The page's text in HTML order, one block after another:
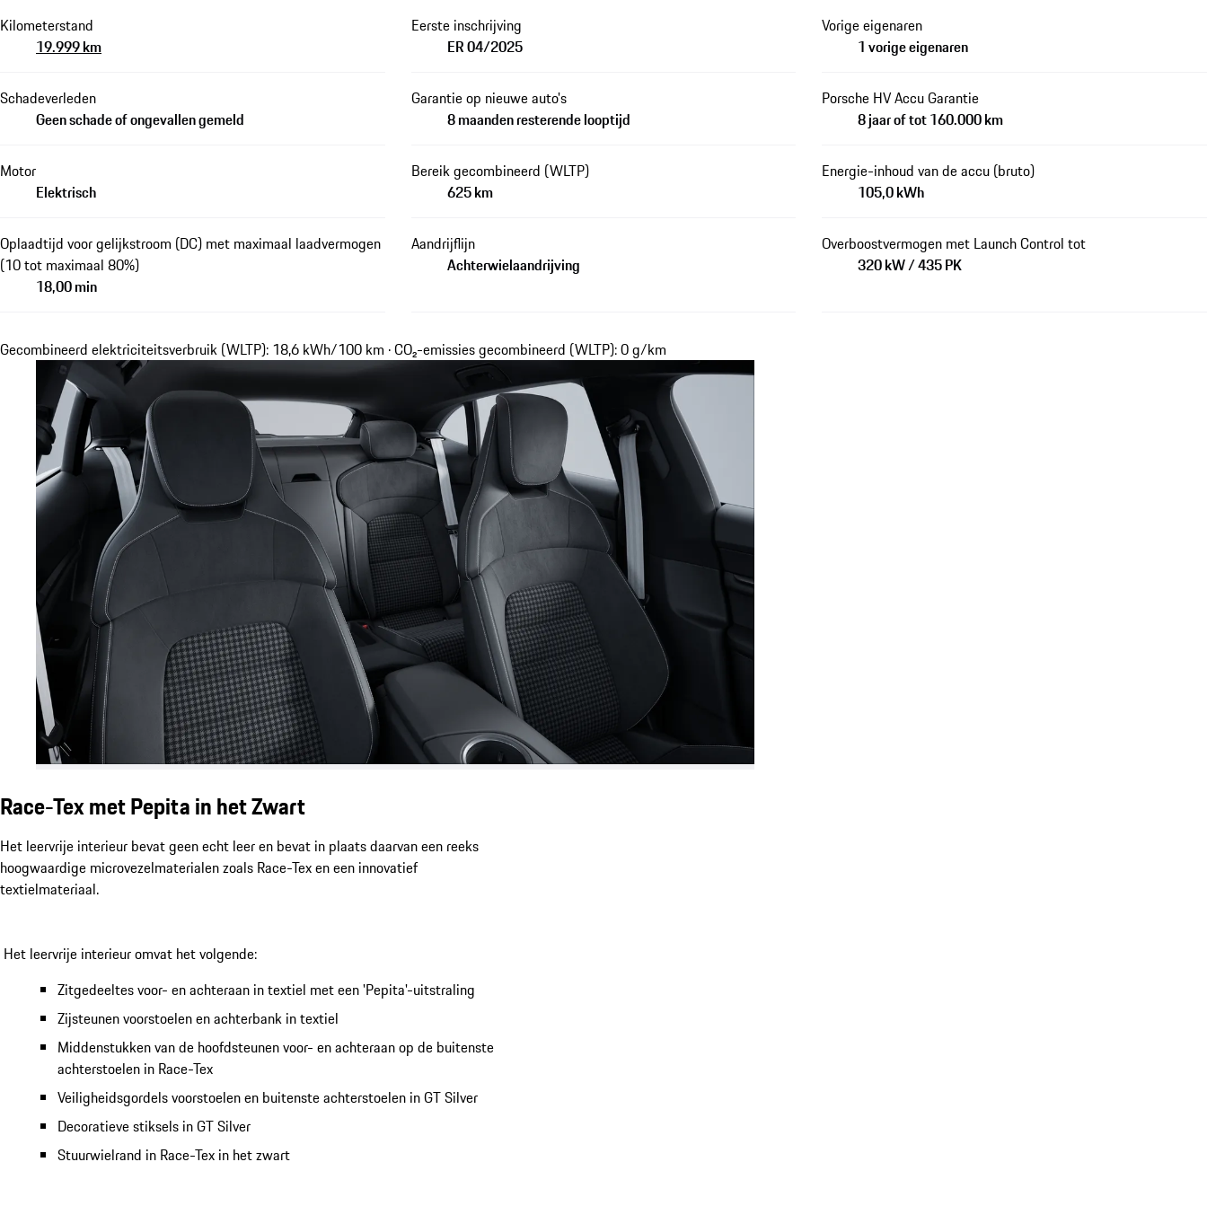
Kilometerstand
19.999 km
Eerste inschrijving
ER 04/2025
Vorige eigenaren
1 vorige eigenaren
Schadeverleden
Geen schade of ongevallen gemeld
Garantie op nieuwe auto's
8 maanden resterende looptijd
Porsche HV Accu Garantie
8 jaar of tot 160.000 km
Motor
Elektrisch
Bereik gecombineerd (WLTP)
625 km
Energie-inhoud van de accu (bruto)
105,0 kWh
Oplaadtijd voor gelijkstroom (DC) met maximaal laadvermogen
(10 tot maximaal 80%)
18,00 min
Aandrijflijn
Achterwielaandrijving
Overboostvermogen met Launch Control tot
320 kW / 435 PK
Gecombineerd elektriciteitsverbruik (WLTP): 18,6 kWh/100 km · CO₂-emissies gecombineerd (WLTP): 0 g/km
Race-Tex met Pepita in het Zwart
Het leervrije interieur bevat geen echt leer en bevat in plaats daarvan een reeks
hoogwaardige microvezelmaterialen zoals Race-Tex en een innovatief
textielmateriaal.
Het leervrije interieur omvat het volgende:
Zitgedeeltes voor- en achteraan in textiel met een 'Pepita'-uitstraling
Zijsteunen voorstoelen en achterbank in textiel
Middenstukken van de hoofdsteunen voor- en achteraan op de buitenste
achterstoelen in Race-Tex
Veiligheidsgordels voorstoelen en buitenste achterstoelen in GT Silver
Decoratieve stiksels in GT Silver
Stuurwielrand in Race-Tex in het zwart